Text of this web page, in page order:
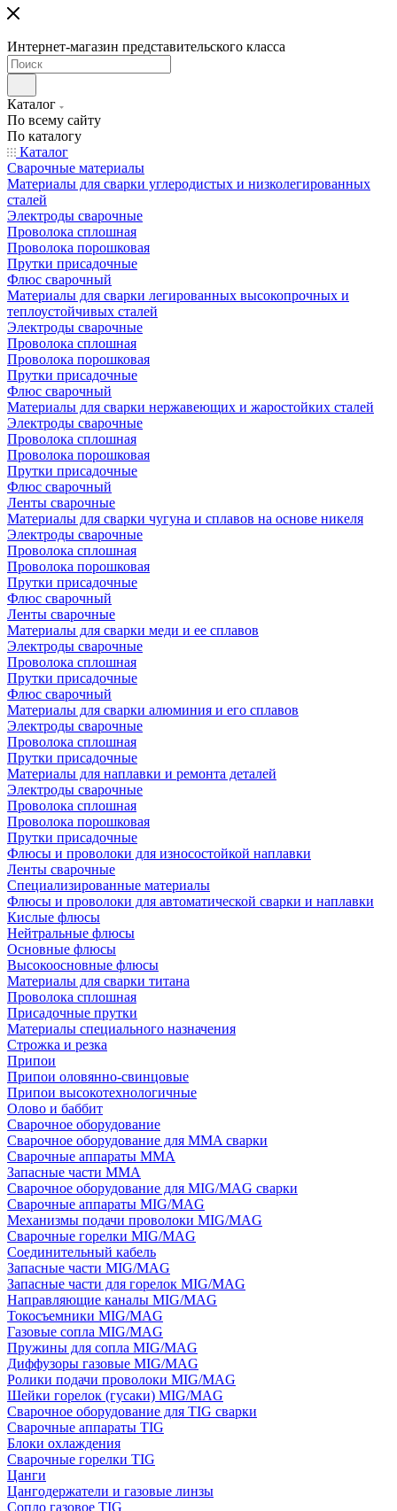
Интернет-магазин представительского класса
Каталог
По всему сайту
По каталогу
Каталог
Сварочные материалы
Материалы для сварки углеродистых и низколегированных
сталей
Электроды сварочные
Проволока сплошная
Проволока порошковая
Прутки присадочные
Флюс сварочный
Материалы для сварки легированных высокопрочных и
теплоустойчивых сталей
Электроды сварочные
Проволока сплошная
Проволока порошковая
Прутки присадочные
Флюс сварочный
Материалы для сварки нержавеющих и жаростойких сталей
Электроды сварочные
Проволока сплошная
Проволока порошковая
Прутки присадочные
Флюс сварочный
Ленты сварочные
Материалы для сварки чугуна и сплавов на основе никеля
Электроды сварочные
Проволока сплошная
Проволока порошковая
Прутки присадочные
Флюс сварочный
Ленты сварочные
Материалы для сварки меди и ее сплавов
Электроды сварочные
Проволока сплошная
Прутки присадочные
Флюс сварочный
Материалы для сварки алюминия и его сплавов
Электроды сварочные
Проволока сплошная
Прутки присадочные
Материалы для наплавки и ремонта деталей
Электроды сварочные
Проволока сплошная
Проволока порошковая
Прутки присадочные
Флюсы и проволоки для износостойкой наплавки
Ленты сварочные
Специализированные материалы
Флюсы и проволоки для автоматической сварки и наплавки
Кислые флюсы
Нейтральные флюсы
Основные флюсы
Высокоосновные флюсы
Материалы для сварки титана
Проволока сплошная
Присадочные прутки
Материалы специального назначения
Строжка и резка
Припои
Припои оловянно-свинцовые
Припои высокотехнологичные
Олово и баббит
Сварочное оборудование
Сварочное оборудование для MMA сварки
Сварочные аппараты MMA
Запасные части MMA
Сварочное оборудование для MIG/MAG сварки
Сварочные аппараты MIG/MAG
Механизмы подачи проволоки MIG/MAG
Сварочные горелки MIG/MAG
Соединительный кабель
Запасные части MIG/MAG
Запасные части для горелок MIG/MAG
Направляющие каналы MIG/MAG
Токосъемники MIG/MAG
Газовые сопла MIG/MAG
Пружины для сопла MIG/MAG
Диффузоры газовые MIG/MAG
Ролики подачи проволоки MIG/MAG
Шейки горелок (гусаки) MIG/MAG
Сварочное оборудование для TIG сварки
Сварочные аппараты TIG
Блоки охлаждения
Сварочные горелки TIG
Цанги
Цангодержатели и газовые линзы
Сопло газовое TIG